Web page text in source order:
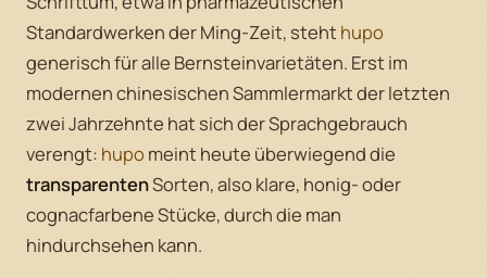
Standardwerken der Ming-Zeit, steht hupo
generisch für alle Bernsteinvarietäten. Erst im
modernen chinesischen Sammlermarkt der letzten
zwei Jahrzehnte hat sich der Sprachgebrauch
verengt: hupomeint heute überwiegend die
transparentenSorten, also klare, honig- oder
cognacfarbene Stücke, durch die man
hindurchsehen kann.